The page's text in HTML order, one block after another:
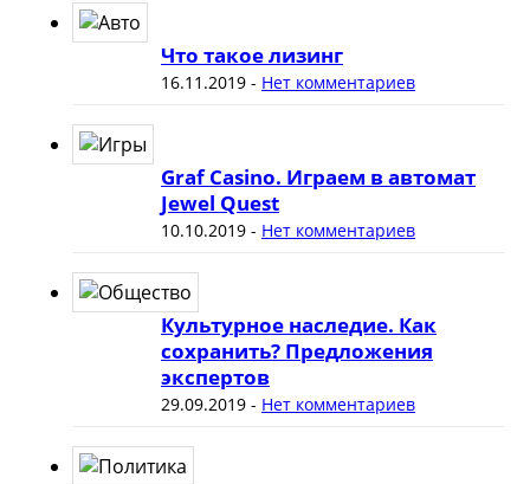
Что такое лизинг
16.11.2019- Нет комментариев
Graf Casino. Играем в автомат
Jewel Quest
10.10.2019- Нет комментариев
Культурное наследие. Как
сохранить? Предложения
экспертов
29.09.2019- Нет комментариев